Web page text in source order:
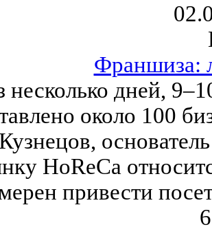
Франшиза:
несколько дней,
около 100
HoReCa
привести